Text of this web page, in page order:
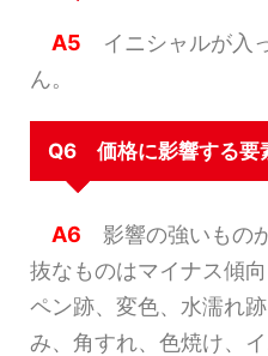
A5 イニシャルが入
ん。
Q6 価格に影響する要
A6 影響の強いもの
抜なものはマイナス傾
ペン跡、変色、水濡れ
み、角すれ、色焼け、